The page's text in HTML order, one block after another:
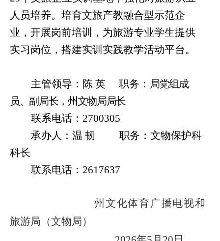
人员培养。培育文旅产教融合型示范企
业，开展岗前培训，为旅游专业学生提供
实习岗位，搭建实训实践教学活动平台。
主管领导：陈 英 职务： 局党组成
员、副局长，州文物局局长
联系电话： 2700305
承办人：温 韧
职务：文物保护科
科长
联系电话： 2617637
州文化体育广播电视和
旅游局（文物局）